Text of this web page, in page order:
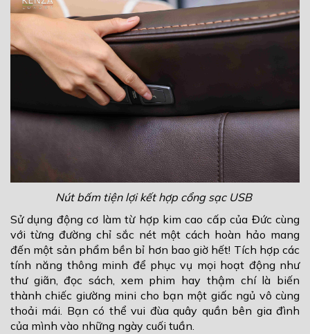
Nút bấm tiện lợi kết hợp cổng sạc USB
Sử dụng động cơ làm từ hợp kim cao cấp của Đức cùng
với từng đường chỉ sắc nét một cách hoàn hảo mang
đến một sản phẩm bền bỉ hơn bao giờ hết! Tích hợp các
tính năng thông minh để phục vụ mọi hoạt động như
thư giãn, đọc sách, xem phim hay thậm chí là biến
thành chiếc giường mini cho bạn một giấc ngủ vô cùng
thoải mái. Bạn có thể vui đùa quây quần bên gia đình
của mình vào những ngày cuối tuần.